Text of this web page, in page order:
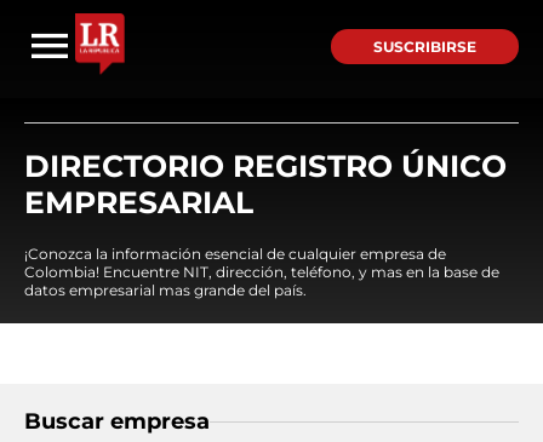
SUSCRIBIRSE
DIRECTORIO REGISTRO ÚNICO
EMPRESARIAL
¡Conozca la información esencial de cualquier empresa de
Colombia! Encuentre NIT, dirección, teléfono, y mas en la base de
datos empresarial mas grande del país.
Buscar empresa